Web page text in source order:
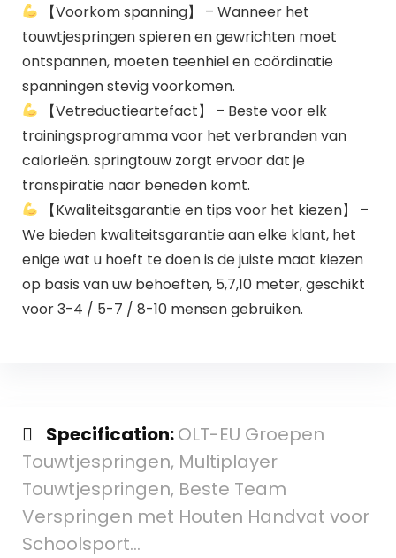
【Voorkom spanning】 – Wanneer het
touwtjespringen spieren en gewrichten moet
ontspannen, moeten teenhiel en coördinatie
spanningen stevig voorkomen.
【Vetreductieartefact】 – Beste voor elk
trainingsprogramma voor het verbranden van
calorieën. springtouw zorgt ervoor dat je
transpiratie naar beneden komt.
【Kwaliteitsgarantie en tips voor het kiezen】 –
We bieden kwaliteitsgarantie aan elke klant, het
enige wat u hoeft te doen is de juiste maat kiezen
op basis van uw behoeften, 5,7,10 meter, geschikt
voor 3-4 / 5-7 / 8-10 mensen gebruiken.
Specification:OLT-EU Groepen
Touwtjespringen, Multiplayer
Touwtjespringen, Beste Team
Verspringen met Houten Handvat voor
Schoolsport…